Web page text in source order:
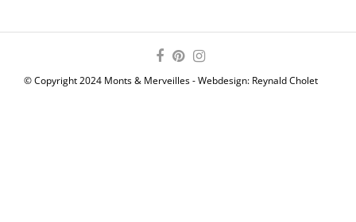
© Copyright 2024 Monts & Merveilles - Webdesign: Reynald Cholet